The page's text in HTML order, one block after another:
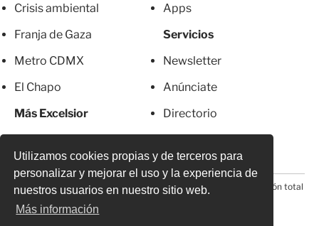
Utilizamos cookies propias y de terceros para
personalizar y mejorar el uso y la experiencia de
nuestros usuarios en nuestro sitio web.
Más información
Crisis ambiental
Franja de Gaza
Metro CDMX
El Chapo
Más Excelsior
Apps
Servicios
Newsletter
Anúnciate
Directorio
© 2026 Todos los derechos reservados. Prohibida la reproducción total
o parcial, incluyendo cualquier medio electrónico*